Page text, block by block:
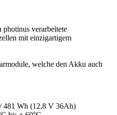
verarbeitete
mit einzigartigem
welche den Akku auch
481 Wh (12,8 V 36Ah)